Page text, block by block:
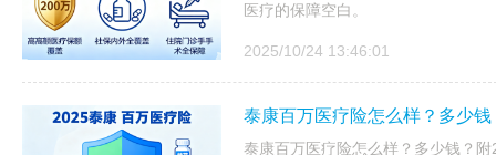
医疗的保障空白。
2025/10/24 13:46:01
泰康百万医疗险怎么样？多少
泰康百万医疗险怎么样？多少钱？